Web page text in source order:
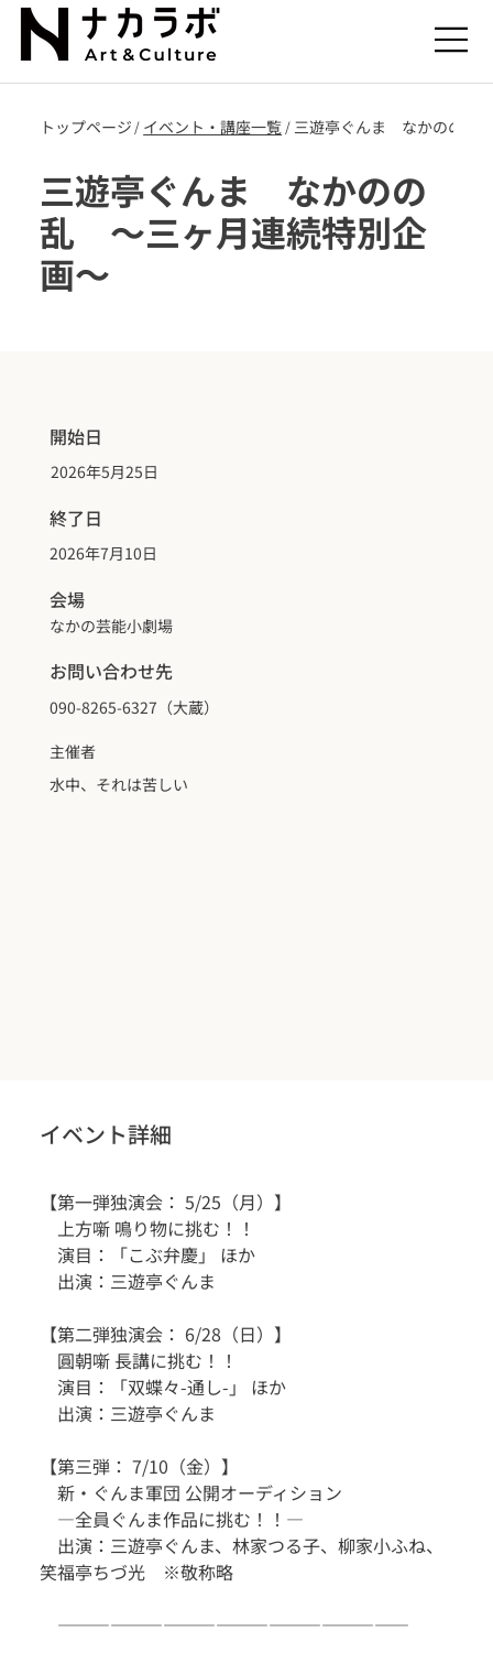
トップページ / ​イベント・講座一覧 / 三遊亭ぐんま なかのの乱
三遊亭ぐんま なかのの
乱 ～三ヶ月連続特別企
画～
開始日
2026年5月25日
終了日
2026年7月10日
会場
なかの芸能小劇場
お問い合わせ先
090-8265-6327（大蔵）
主催者
水中、それは苦しい
イベント詳細
【第一弾独演会： 5/25（月）】
上方噺 鳴り物に挑む！！
演目：「こぶ弁慶」 ほか
出演：三遊亭ぐんま
【第二弾独演会： 6/28（日）】
圓朝噺 長講に挑む！！
演目：「双蝶々-通し-」 ほか
出演：三遊亭ぐんま
【第三弾： 7/10（金）】
新・ぐんま軍団 公開オーディション
―全員ぐんま作品に挑む！！―
出演：三遊亭ぐんま、林家つる子、柳家小ふね、
笑福亭ちづ光　※敬称略
――――――――――――――――――――